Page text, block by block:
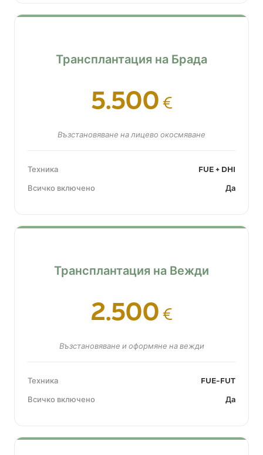
Трансплантация на Брада
5.500€
Възстановяване на лицево окосмяване
Техника
FUE + DHI
Всичко включено
Да
Трансплантация на Вежди
2.500€
Възстановяване и оформяне на вежди
Техника
FUE-FUT
Всичко включено
Да